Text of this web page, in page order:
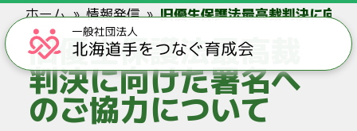
ホーム 情報発信 旧優生保護法最高裁判決に向け
旧優生保護法最高裁
判決に向けた署名へ
のご協力について